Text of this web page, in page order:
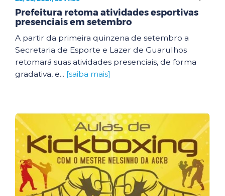
Prefeitura retoma atividades esportivas
presenciais em setembro
A partir da primeira quinzena de setembro a
Secretaria de Esporte e Lazer de Guarulhos
retomará suas atividades presenciais, de forma
gradativa, e... [saiba mais]